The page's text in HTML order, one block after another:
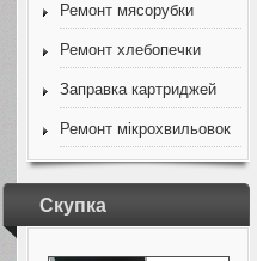
Ремонт мясорубки
Ремонт хлебопечки
Заправка картриджей
Ремонт мікрохвильовок
Скупка